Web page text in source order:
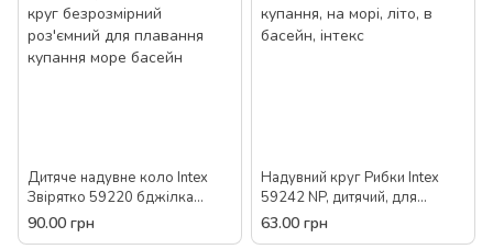
Дитяче надувне коло Intex
Звірятко 59220 бджілка
фламінго панда круг
безрозмірний роз'ємний для
90.00 грн
Надувний круг Рибки Intex
59242 NP, дитячий, для
плавання, 61 см, для купання,
на морі, літо, в басейн, інтекс
63.00 грн